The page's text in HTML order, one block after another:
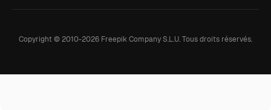
Copyright © 2010-2026 Freepik Company S.L.U.Tous droits réservés.